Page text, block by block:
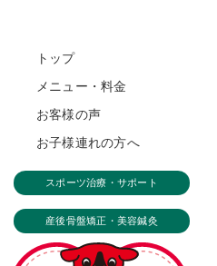
トップ
メニュー・料金
お客様の声
お子様連れの方へ
スポーツ治療・サポート
産後骨盤矯正・美容鍼灸